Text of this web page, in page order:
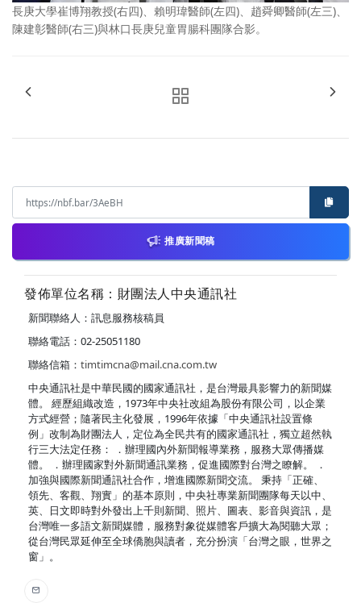
長庚大學崔博翔教授(右四)、賴明瑋醫師(左四)、趙舜卿醫師(左三)、
陳建彰醫師(右三)與林口長庚兒童胃腸科團隊合影。
推廣新聞稿
發佈單位名稱：財團法人中央通訊社
新聞聯絡人：訊息服務核稿員
聯絡電話：02-25051180
聯絡信箱： timtimcna@mail.cna.com.tw
中央通訊社是中華民國的國家通訊社，是台灣最具影響力的新聞媒
體。 經歷組織改造，1973年中央社改組為股份有限公司，以企業
方式經營；隨著民主化發展，1996年依據「中央通訊社設置條
例」改制為財團法人，定位為全民共有的國家通訊社，獨立超然執
行三大法定任務： ．辦理國內外新聞報導業務，服務大眾傳播媒
體。 ．辦理國家對外新聞通訊業務，促進國際對台灣之瞭解。 ．
加強與國際新聞通訊社合作，增進國際新聞交流。 秉持「正確、
領先、客觀、翔實」的基本原則，中央社專業新聞團隊每天以中、
英、日文即時對外發出上千則新聞、照片、圖表、影音與資訊，是
台灣唯一多語文新聞媒體，服務對象從媒體客戶擴大為閱聽大眾；
從台灣民眾延伸至全球僑胞與讀者，充分扮演「台灣之眼，世界之
窗」。